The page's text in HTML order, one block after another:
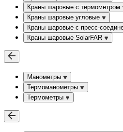
Краны шаровые с термометром
Краны шаровые угловые
Краны шаровые c пресс-
Краны шаровые SolarFAR
Манометры
Термоманометры
Термометры